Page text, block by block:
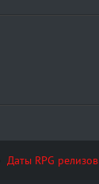
Даты RPG релизов